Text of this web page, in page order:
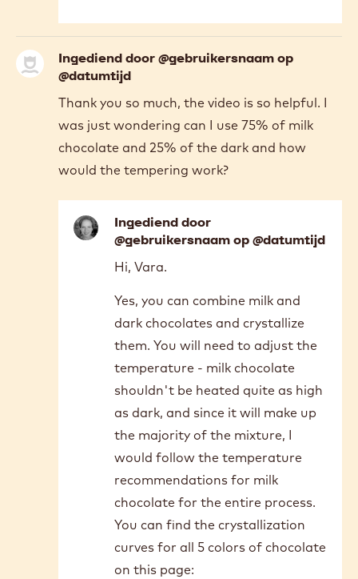
FREE
melted by around 36°C, especially
if you are stirring, so that sounds
fine, but I would also recommend
grabbing a digital thermometer
and checking the temperature
yourself, just in case the
thermostat in your melter isn't
Ingediend door @gebruikersnaam op
@datumtijd
Thank you so much, the video is so helpful. I
was just wondering can I use 75% of milk
chocolate and 25% of the dark and how
would the tempering work?
Ingediend door
@gebruikersnaam op @datumtijd
In
reply
to
Thank
you
so
much,
Yes, you can combine milk and
dark chocolates and crystallize
them. You will need to adjust the
temperature - milk chocolate